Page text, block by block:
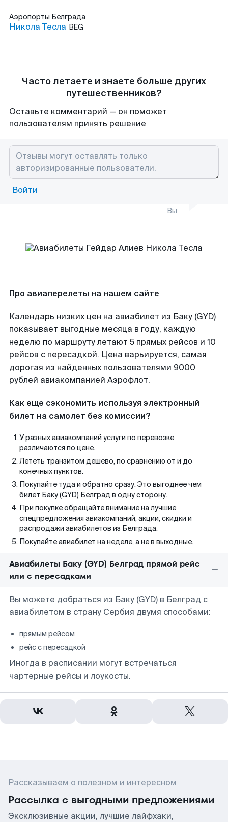
Аэропорты Белграда
Никола Тесла BEG
Часто летаете и знаете больше других
путешественников?
Оставьте комментарий — он поможет
пользователям принять решение
Войти
Вы
Про авиаперелеты на нашем сайте
Календарь низких цен на авиабилет из Баку (GYD)
показывает выгодные месяца в году, каждую
неделю по маршруту летают 5 прямых рейсов и 10
рейсов с пересадкой. Цена варьируется, самая
дорогая из найденных пользователями 9000
рублей авиакомпанией Аэрофлот.
Как еще сэкономить используя электронный
билет на самолет без комиссии?
У разных авиакомпаний услуги по перевозке
различаются по цене.
Лететь транзитом дешево, по сравнению от и до
конечных пунктов.
Покупайте туда и обратно сразу. Это выгоднее чем
билет Баку (GYD) Белград в одну сторону.
При покупке обращайте внимание на лучшие
спецпредложения авиакомпаний, акции, скидки и
распродажи авиабилетов из Белграда.
Покупайте авиабилет на неделе, а не в выходные.
Авиабилеты Баку (GYD) Белград прямой рейс
или с пересадками
Вы можете добраться из Баку (GYD) в Белград с
авиабилетом в страну Сербия двумя способами:
прямым рейсом
рейс с пересадкой
Иногда в расписании могут встречаться
чартерные рейсы и лоукосты.
Рассказываем о полезном и интересном
Рассылка с выгодными предложениями
Эксклюзивные акции, лучшие лайфхаки,